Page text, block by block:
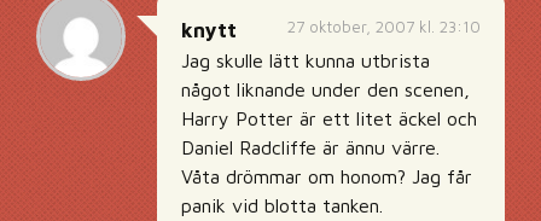
27 oktober, 2007 kl. 23:10
knytt
Jag skulle lätt kunna utbrista
något liknande under den scenen,
Harry Potter är ett litet äckel och
Daniel Radcliffe är ännu värre.
Våta drömmar om honom? Jag får
panik vid blotta tanken.